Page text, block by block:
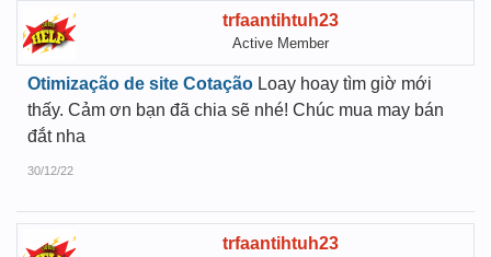
trfaantihtuh23
Active Member
Otimização de site Cotação Loay hoay tìm giờ mới
thấy. Cảm ơn bạn đã chia sẽ nhé! Chúc mua may bán
đắt nha
30/12/22
trfaantihtuh23